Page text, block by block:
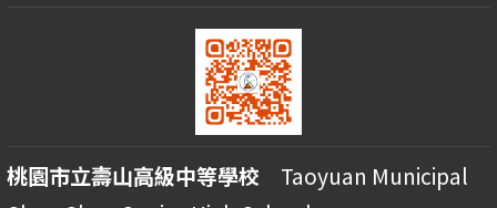
桃園市立壽山高級中等學校 Taoyuan Municipal